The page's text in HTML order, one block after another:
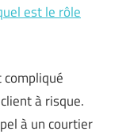
est le rôle
à risque.
à un courtier